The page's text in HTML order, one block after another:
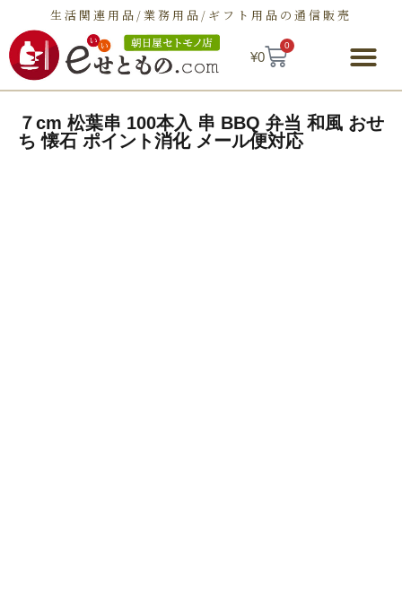
生活関連用品/業務用品/ギフト用品の通信販売
¥0
0
７cm 松葉串 100本入 串 BBQ 弁当 和風 おせ
ち 懐石 ポイント消化 メール便対応